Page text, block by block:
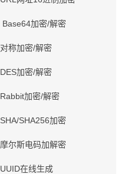
Base64加密/解密
对称加密/解密
DES加密/解密
Rabbit加密/解密
SHA/SHA256加密
摩尔斯电码加解密
UUID在线生成